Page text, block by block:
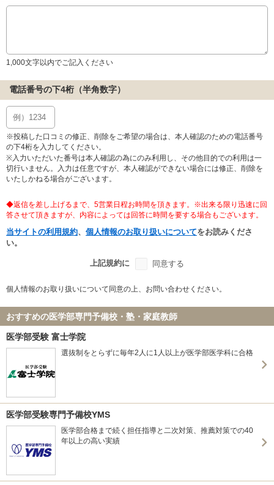
1,000文字以内でご記入ください
電話番号の下4桁（半角数字）
※投稿した口コミの修正、削除をご希望の場合は、本人確認のための電話番号
の下4桁を入力してください。
※入力いただいた番号は本人確認の為にのみ利用し、その他目的での利用は一
切行いません。入力は任意ですが、本人確認ができない場合には修正、削除を
いたしかねる場合がございます。
◆返信を差し上げるまで、5営業日程お時間を頂きます。※出来る限り迅速に回
答させて頂きますが、内容によっては回答に時間を要する場合もございます。
当サイトの利用規約、 個人情報のお取り扱いについてをお読みくださ
い。
上記規約に 同意する
個人情報のお取り扱いについて同意の上、お問い合わせください。
おすすめの医学部専門予備校・塾・家庭教師
医学部受験 富士学院
選抜制をとらずに毎年2人に1人以上が医学部医学科に合格
医学部受験専門予備校YMS
医学部合格まで続く担任指導と二次対策、推薦対策での40
年以上の高い実績